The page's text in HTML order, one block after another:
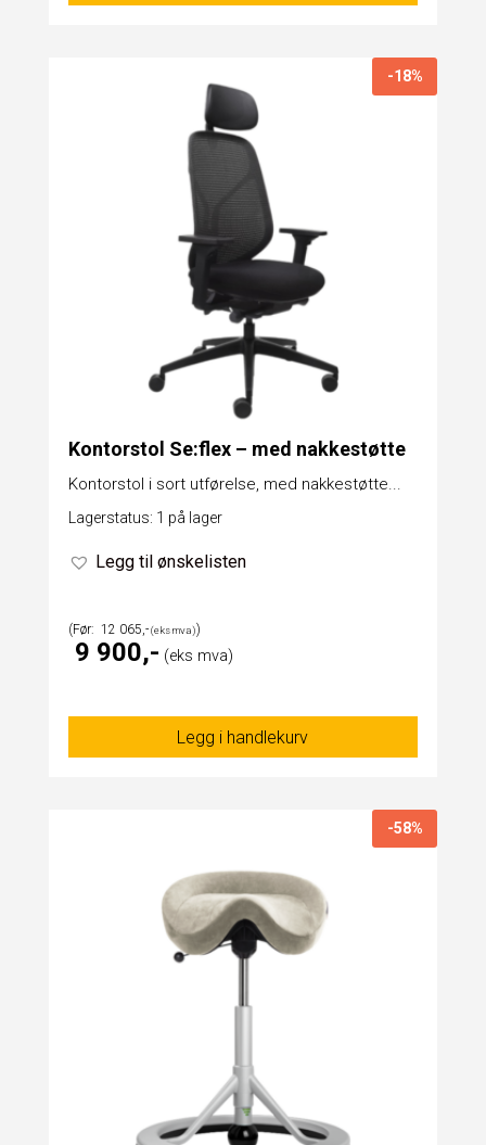
-18%
Kontorstol Se:flex – med nakkestøtte
Kontorstol i sort utførelse, med nakkestøtte...
Lagerstatus: 1 på lager
Legg til ønskelisten
12 065
9 900
Legg i handlekurv
-58%